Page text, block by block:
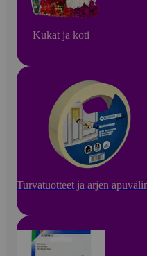
Kukat ja koti
Turvatuotteet ja arjen